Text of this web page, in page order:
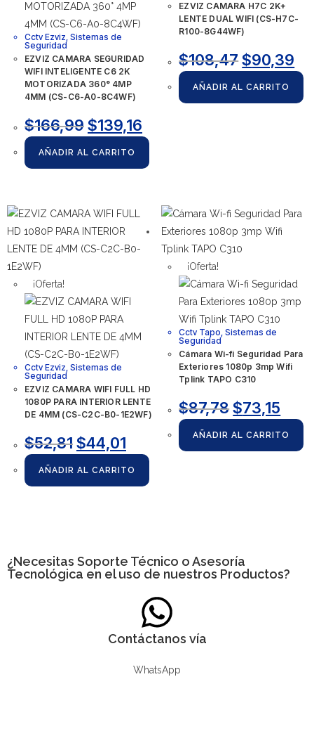
Cctv Ezviz Sistemas de
Seguridad
EZVIZ CAMARA SEGURIDAD
WIFI INTELIGENTE C6 2K
MOTORIZADA 360° 4MP
4MM (CS-C6-A0-8C4WF)
$166,99$139,16
AÑADIR AL CARRITO
EZVIZ CAMARA H7C 2K+
LENTE DUAL WIFI (CS-H7C-
R100-8G44WF)
$108,47 $90,39
AÑADIR AL CARRITO
¡Oferta!
Cctv Ezviz, Sistemas de
Seguridad
EZVIZ CAMARA WIFI FULL HD
1080P PARA INTERIOR LENTE
DE 4MM (CS-C2C-B0-1E2WF)
$52,81$44,01
AÑADIR AL CARRITO
¡Oferta!
Cctv Tapo,Sistemas de
Seguridad
Cámara Wi-fi Seguridad Para
Exteriores 1080p 3mp Wifi
Tplink TAPO C310
$87,78 $73,15
AÑADIR AL CARRITO
¿Necesitas Soporte Técnico o Asesoría
Tecnológica en el uso de nuestros Productos?
Contáctanos vía
WhatsApp